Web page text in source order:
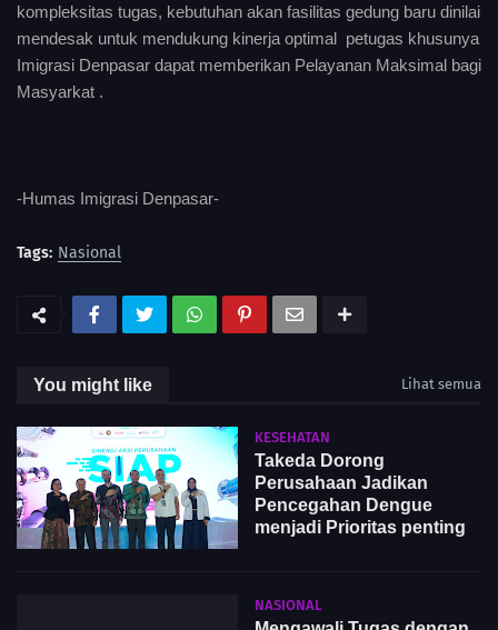
kompleksitas tugas, kebutuhan akan fasilitas gedung baru dinilai
mendesak untuk mendukung kinerja optimal petugas khusunya
Imigrasi Denpasar dapat memberikan Pelayanan Maksimal bagi
Masyarkat .
-Humas Imigrasi Denpasar-
Tags: Nasional
You might like Lihat semua
KESEHATAN
Takeda Dorong
Perusahaan Jadikan
Pencegahan Dengue
menjadi Prioritas penting
NASIONAL